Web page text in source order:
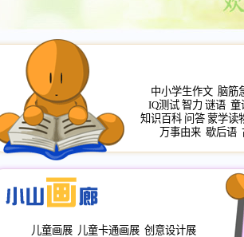
中小学生作文 脑筋
IQ测试 智力 谜语 童
知识百科 问答 蒙学读
万事由来 歇后语
儿童画展 儿童卡通画展 创意设计展